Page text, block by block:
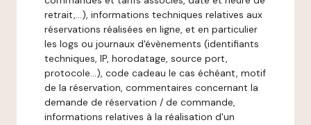
retrait,…), informations techniques relatives aux
réservations réalisées en ligne, et en particulier
les logs ou journaux d'évènements (identifiants
techniques, IP, horodatage, source port,
protocole…), code cadeau le cas échéant, motif
de la réservation, commentaires concernant la
demande de réservation / de commande,
informations relatives à la réalisation d'un